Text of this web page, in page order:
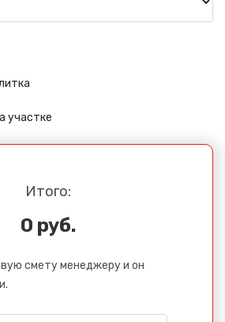
участке
Итого:
0 руб.
смету менеджеру и он